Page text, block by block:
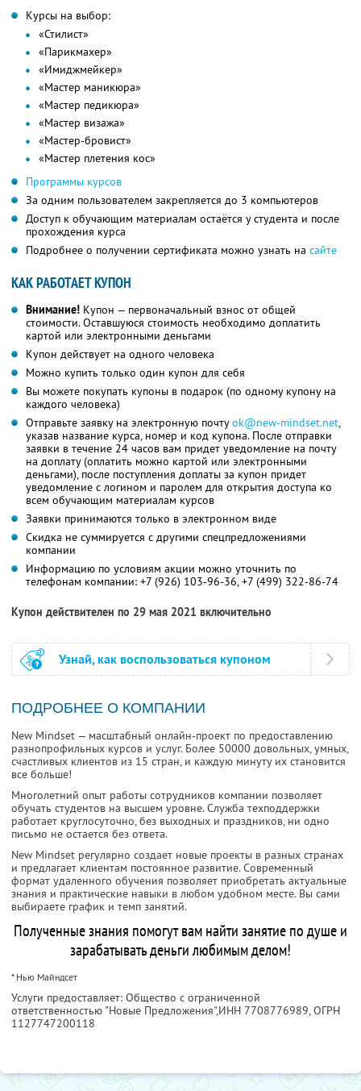
Курсы на выбор:
«Стилист»
«Парикмахер»
«Имиджмейкер»
«Мастер маникюра»
«Мастер педикюра»
«Мастер визажа»
«Мастер-бровист»
«Мастер плетения кос»
Программы курсов
За одним пользователем закрепляется до 3 компьютеров
Доступ к обучающим материалам остаётся у студента и после
прохождения курса
Подробнее о получении сертификата можно узнать на сайте
КАК РАБОТАЕТ КУПОН
Внимание! Купон — первоначальный взнос от общей
стоимости. Оставшуюся стоимость необходимо доплатить
картой или электронными деньгами
Купон действует на одного человека
Можно купить только один купон для себя
Вы можете покупать купоны в подарок (по одному купону на
каждого человека)
Отправьте заявку на электронную почтуok@new-mindset.net,
указав название курса, номер и код купона. После отправки
заявки в течение 24 часов вам придет уведомление на почту
на доплату (оплатить можно картой или электронными
деньгами), после поступления доплаты за купон придет
уведомление с логином и паролем для открытия доступа ко
всем обучающим материалам курсов
Заявки принимаются только в электронном виде
Скидка не суммируется с другими спецпредложениями
компании
Информацию по условиям акции можно уточнить по
телефонам компании: +7 (926) 103-96-36, +7 (499) 322-86-74
Купон действителен по 29 мая 2021 включительно
Узнай, как воспользоваться купоном
ПОДРОБНЕЕ О КОМПАНИИ
New Mindset — масштабный онлайн-проект по предоставлению
разнопрофильных курсов и услуг. Более 50000 довольных, умных,
счастливых клиентов из 15 стран, и каждую минуту их становится
все больше!
Многолетний опыт работы сотрудников компании позволяет
обучать студентов на высшем уровне. Служба техподдержки
работает круглосуточно, без выходных и праздников, ни одно
письмо не остается без ответа.
New Mindset регулярно создает новые проекты в разных странах
и предлагает клиентам постоянное развитие. Современный
формат удаленного обучения позволяет приобретать актуальные
знания и практические навыки в любом удобном месте. Вы сами
выбираете график и темп занятий.
Полученные знания помогут вам найти занятие по душе и
зарабатывать деньги любимым делом!
* Нью Майндсет
Услуги предоставляет: Общество с ограниченной
ответственностью "Новые Предложения",ИНН 7708776989, ОГРН
1127747200118